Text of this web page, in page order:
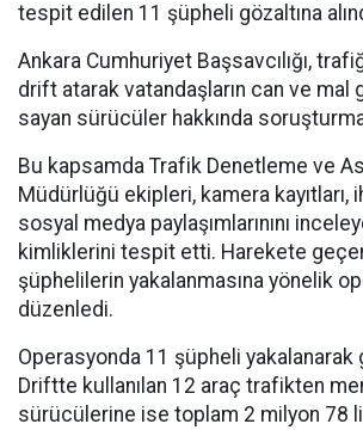
tespit edilen 11 şüpheli gözaltına
Ankara Cumhuriyet Başsavcılığı,
drift atarak vatandaşların can ve mal
sayan sürücüler hakkında
Bu kapsamda Trafik Denetleme ve
Müdürlüğü ekipleri, kamera kayıtları,
sosyal medya paylaşımlarınını
kimliklerini tespit etti. Harekete
şüphelilerin yakalanmasına yönelik
düzenledi.
Operasyonda 11 şüpheli yakalanarak
Driftte kullanılan 12 araç trafikten
sürücülerine ise toplam 2 milyon 78